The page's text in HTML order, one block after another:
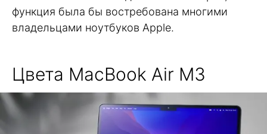
функция была бы востребована многими
владельцами ноутбуков Apple.
Цвета MacBook Air M3